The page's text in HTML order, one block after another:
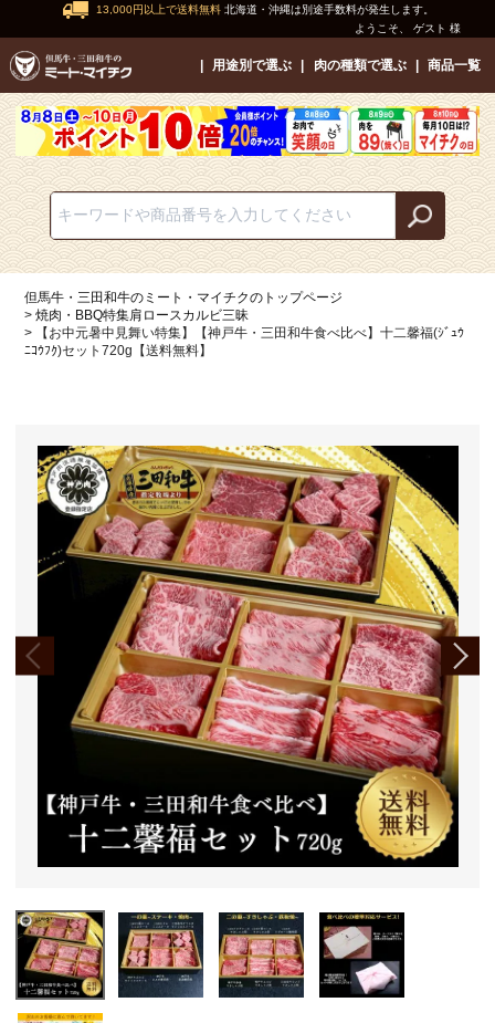
13,000円以上で送料無料 北海道・沖縄は別途手数料が発生します。
ようこそ、 ゲスト 様
用途別で選ぶ 肉の種類で選ぶ 商品一覧
但馬牛・三田和牛のミート・マイチクのトップページ
焼肉・BBQ特集肩ロースカルビ三昧
【お中元暑中見舞い特集】【神戸牛・三田和牛食べ比べ】十二馨福(ｼﾞｭｳ
ﾆｺｳﾌｸ)セット720g【送料無料】